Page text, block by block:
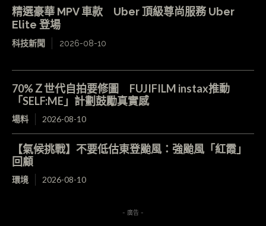
精選豪華 MPV 車款 Uber 頂級尊尚服務 Uber
Elite 登場
科技新聞 2026-08-10
70%Ｚ世代自拍要修圖 FUJIFILM instax推動
「SELF:ME」計劃鼓勵真實感
場料 2026-08-10
【氣候挑戰】不要低估東登颱風：強颱風「紅霞」
回顧
環境 2026-08-10
- 廣告 -